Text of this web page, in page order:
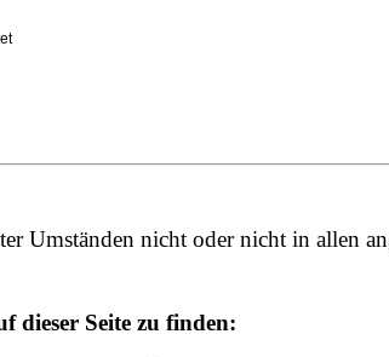
nicht oder nicht in allen
dieser Seite zu finden: